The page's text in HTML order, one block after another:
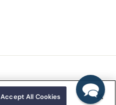
Accept All Cookies